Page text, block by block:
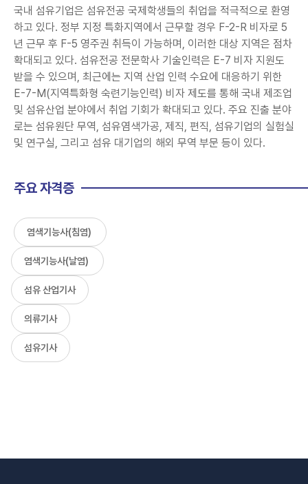
국내 섬유기업은 섬유전공 국제학생들의 취업을 적극적으로 환영
하고 있다. 정부 지정 특화지역에서 근무할 경우 F-2-R 비자로 5
년 근무 후 F-5 영주권 취득이 가능하며, 이러한 대상 지역은 점차
확대되고 있다. 섬유전공 전문학사 기술인력은 E-7 비자 지원도
받을 수 있으며, 최근에는 지역 산업 인력 수요에 대응하기 위한
E-7-M(지역특화형 숙련기능인력) 비자 제도를 통해 국내 제조업
및 섬유산업 분야에서 취업 기회가 확대되고 있다. 주요 진출 분야
로는 섬유원단 무역, 섬유염색가공, 제직, 편직, 섬유기업의 실험실
및 연구실, 그리고 섬유 대기업의 해외 무역 부문 등이 있다.
주요 자격증
염색기능사(침염)
염색기능사(날염)
섬유 산업기사
의류기사
섬유기사